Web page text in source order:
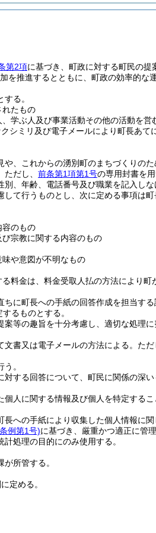
第2項に基づき、町政に対する町民の提
推進するとともに、町政の効率的な
る。
たもの
学ぶ人及び事業活動その他の活動を営
シミリ及び電子メールにより町長あ
、これからの湧別町のまちづくりのた
ただし、 前条第1項第1号の専用封書を
、年齢、電話番号及び職業を記入しな
て行うものとし、次に定める事項は
容のもの
宗教に関する内容のもの
や意図が不明なもの
料金は、料金受取人払の方法により町
に町長への手紙の回答作成を担当する
するものとする。
等の趣旨を十分考慮し、適切な処理に
書又は電子メールの方法による。 た
。
する回答について、町民に関係の深
人に関する情報及び個人を特定する
への手紙により収集した個人情報に
例第1号)に基づき、厳重かつ適正に管
処理の目的にのみ使用する。
所管する。
定める。